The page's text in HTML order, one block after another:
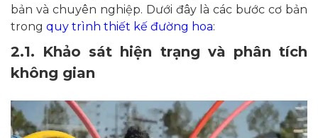
bản và chuyên nghiệp. Dưới đây là các bước cơ bản
trong quy trình thiết kế đường hoa:
2.1. Khảo sát hiện trạng và phân tích
không gian